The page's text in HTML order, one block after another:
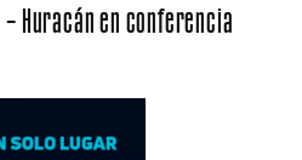
– Huracán en conferencia